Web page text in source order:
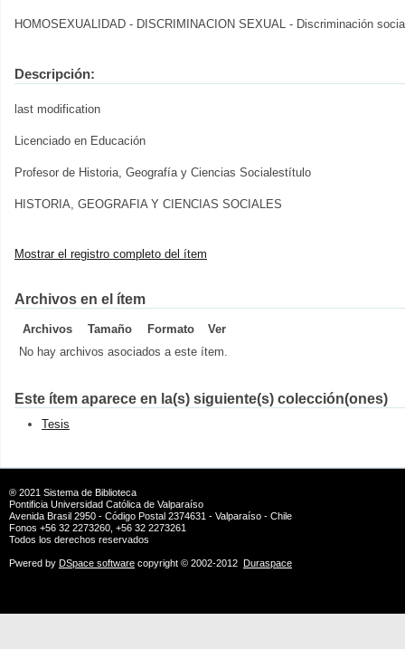
HOMOSEXUALIDAD - DISCRIMINACION SEXUAL - Discriminación
Descripción:
last modification
Licenciado en Educación
Profesor de Historia, Geografía y Ciencias Socialestítulo
HISTORIA, GEOGRAFIA Y CIENCIAS SOCIALES
Mostrar el registro completo del ítem
Archivos en el ítem
Archivos Tamaño Formato
Ver
No hay archivos asociados a este ítem.
Este ítem aparece en la(s) siguiente(s) colección(ones)
Tesis
® 2021 Sistema de Biblioteca
Pontificia Universidad Católica de Valparaíso
Avenida Brasil 2950 - Código Postal 2374631 - Valparaíso - Chile
Fonos +56 32 2273260, +56 32 2273261
Todos los derechos reservados
Pwered by DSpace software copyright © 2002-2012 Duraspace